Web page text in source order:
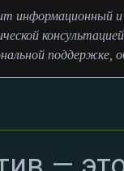
информационный и
поддержке,